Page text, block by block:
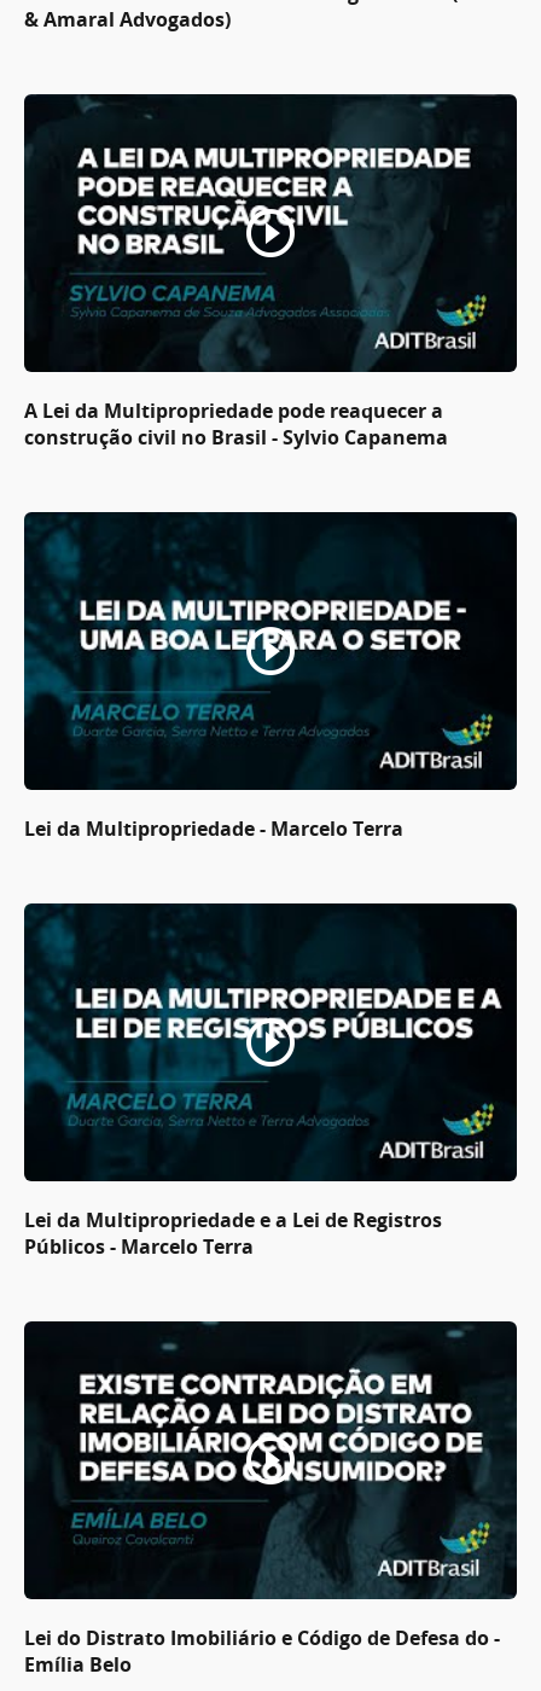
& Amaral Advogados)
A Lei da Multipropriedade pode reaquecer a
construção civil no Brasil - Sylvio Capanema
Lei da Multipropriedade - Marcelo Terra
Lei da Multipropriedade e a Lei de Registros
Públicos - Marcelo Terra
Lei do Distrato Imobiliário e Código de Defesa do -
Emília Belo